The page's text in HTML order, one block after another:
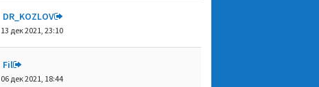
DR_KOZLOV
13 дек 2021, 23:10
Fil
06 дек 2021, 18:44